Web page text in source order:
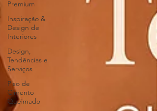
Premium
Inspiração &
Design de
Interiores
Design,
Tendências e
Serviços
Piso de
Cimento
Queimado